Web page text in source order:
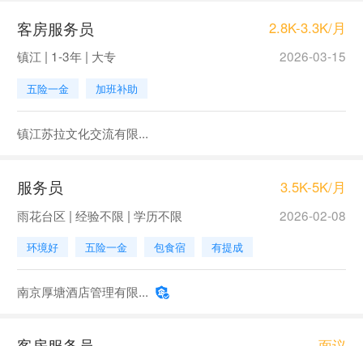
客房服务员 2.8K-3.3K/月
镇江 | 1-3年 | 大专 2026-03-15
五险一金 加班补助
镇江苏拉文化交流有限...
服务员 3.5K-5K/月
雨花台区 | 经验不限 | 学历不限 2026-02-08
环境好 五险一金 包食宿 有提成
南京厚塘酒店管理有限...